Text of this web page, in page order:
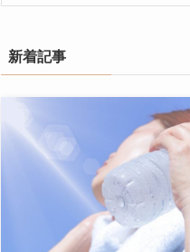
新着記事